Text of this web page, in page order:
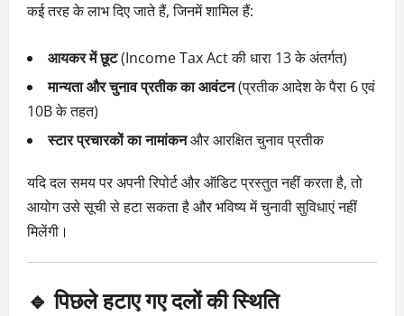
कई तरह के लाभ दिए जाते हैं, जिनमें शामिल हैं:
आयकर में छूट(Income Tax Act की धारा 13 के अंतर्गत)
मान्यता और चुनाव प्रतीक का आवंटन(प्रतीक आदेश के पैरा 6 एवं
10B के तहत)
स्टार प्रचारकों का नामांकनऔर आरक्षित चुनाव प्रतीक
यदि दल समय पर अपनी रिपोर्ट और ऑडिट प्रस्तुत नहीं करता है, तो
आयोग उसे सूची से हटा सकता है और भविष्य में चुनावी सुविधाएं नहीं
मिलेंगी।
🔹 पिछले हटाए गए दलों की स्थिति